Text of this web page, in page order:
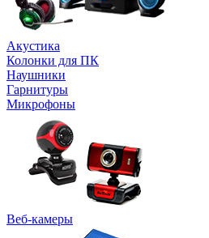
Акустика
Колонки для ПК
Наушники
Гарнитуры
Микрофоны
Веб-камеры